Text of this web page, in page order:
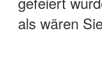
als wären